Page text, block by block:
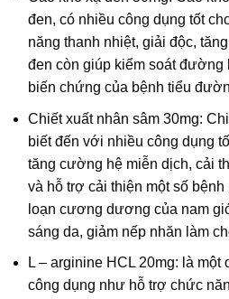
đen, có nhiều công dụng tốt
năng thanh nhiệt, giải độc,
đen còn giúp kiểm soát đường
biến chứng của bệnh tiểu
Chiết xuất nhân sâm 30mg:
biết đến với nhiều công dụng
tăng cường hệ miễn dịch, cải
và hỗ trợ cải thiện một số
loạn cương dương của nam
sáng da, giảm nếp nhăn làm
L – arginine HCL 20mg: là một
công dụng như hỗ trợ chức